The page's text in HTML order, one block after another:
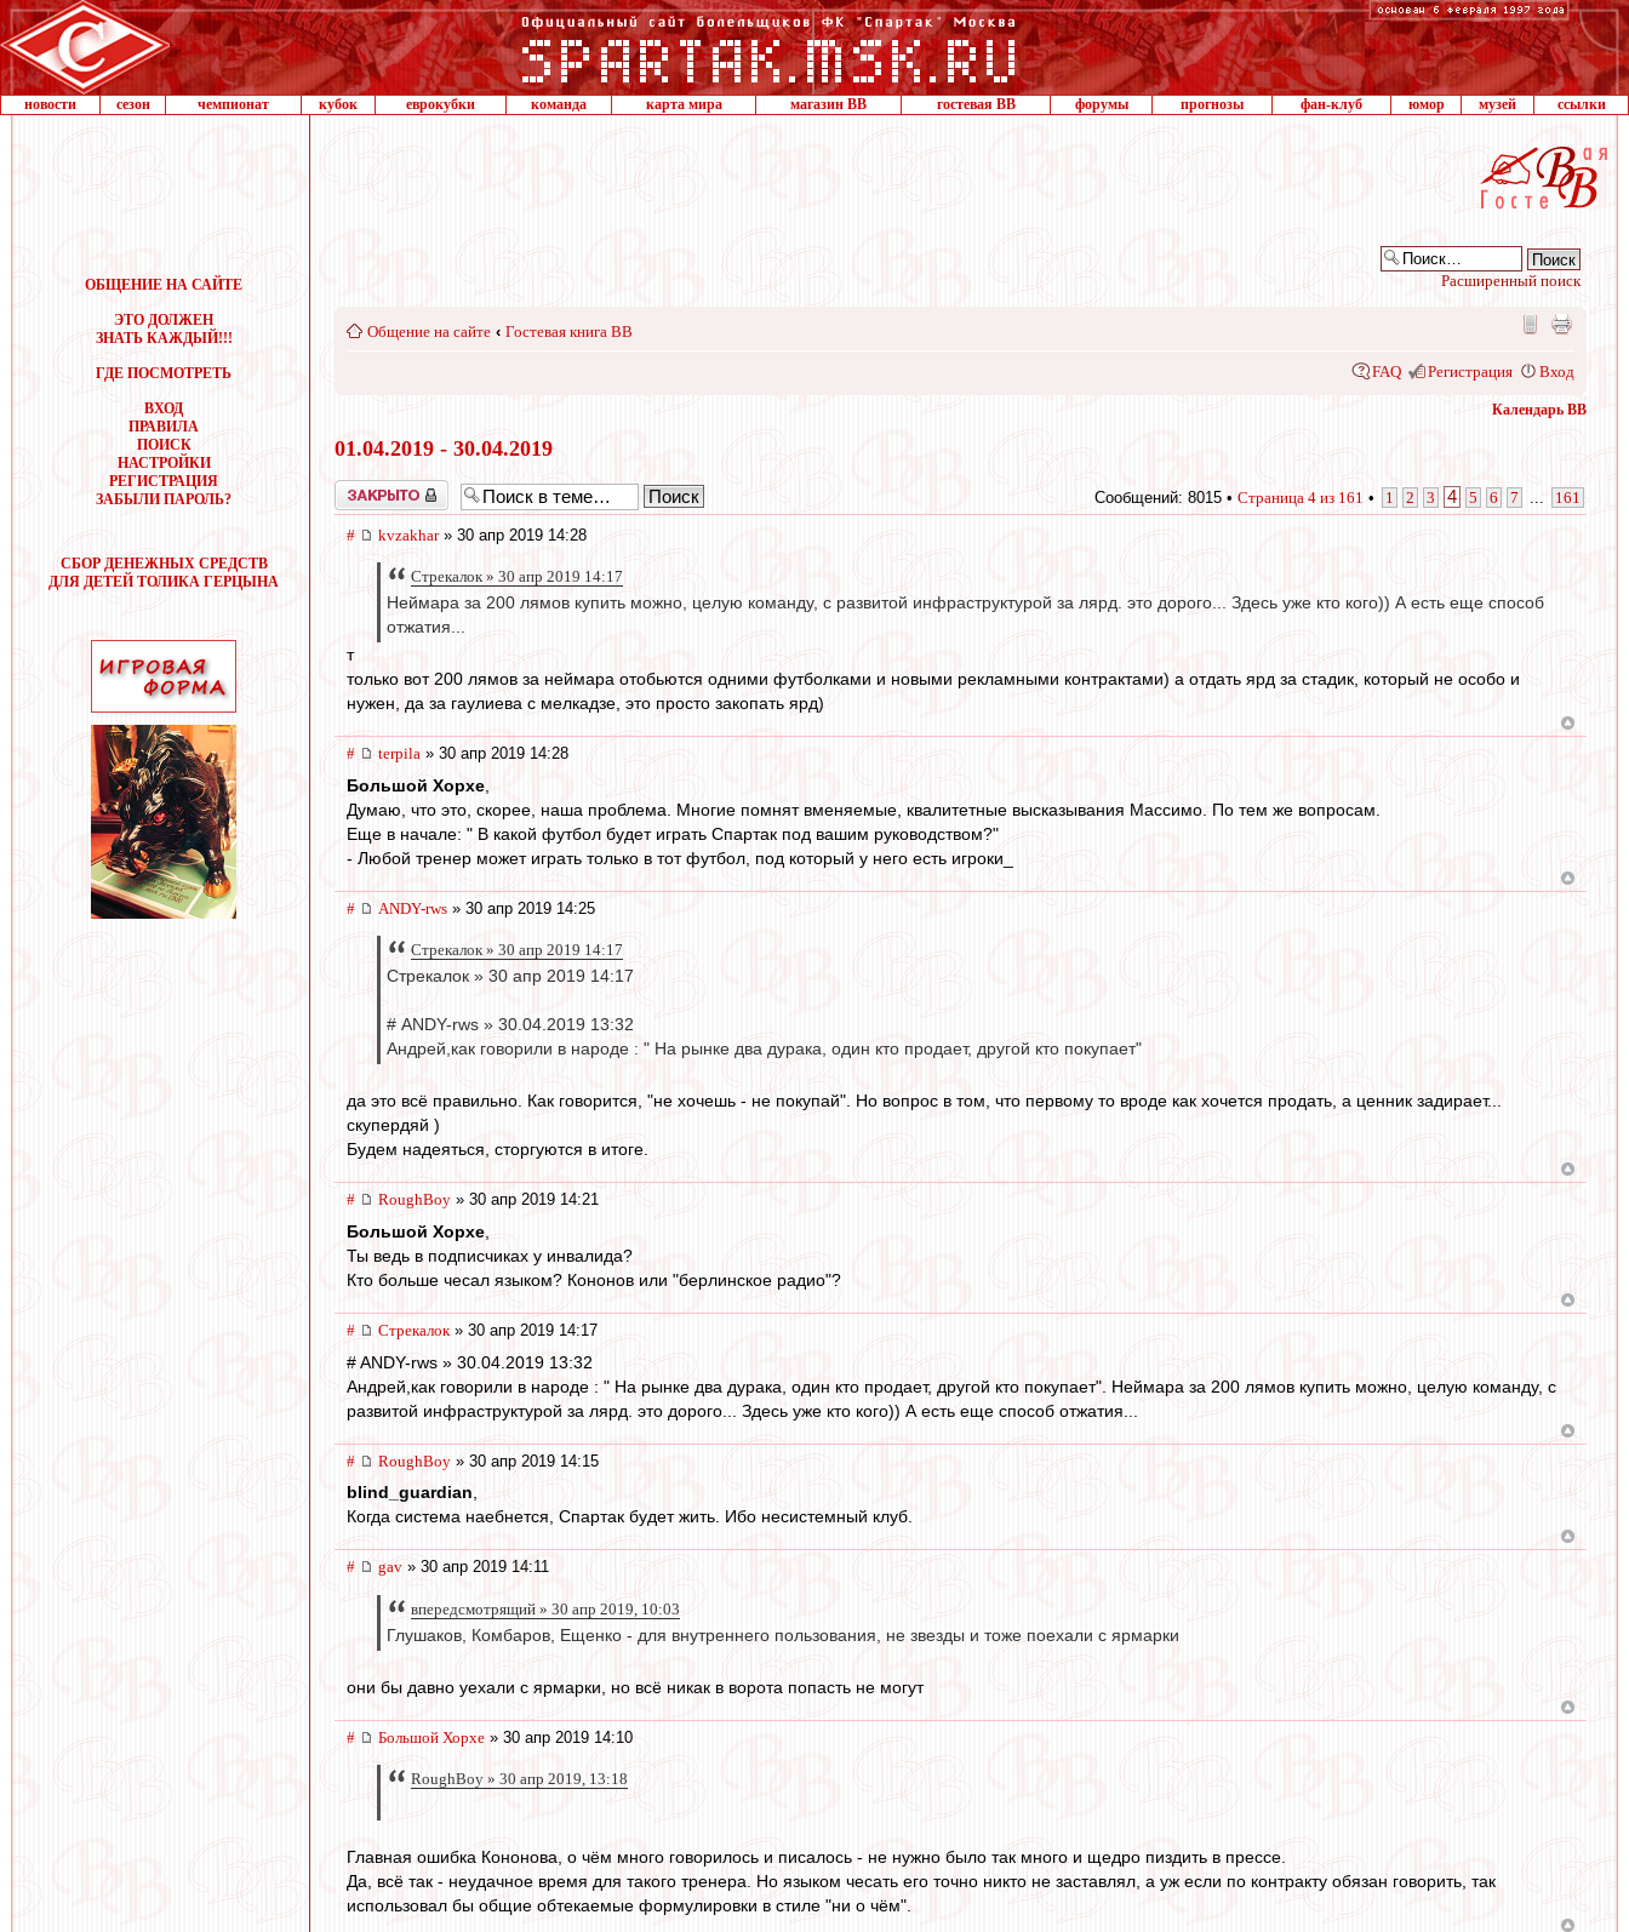
новости сезон чемпионат кубок еврокубки команда карта мира магазин ВВ гостевая ВВ форумы прогнозы фан-клуб юмор музей ссылки
ОБЩЕНИЕ НА САЙТЕ
ЭТО ДОЛЖЕН
ЗНАТЬ КАЖДЫЙ!!!
ГДЕ ПОСМОТРЕТЬ
ВХОД
ПРАВИЛА
ПОИСК
НАСТРОЙКИ
РЕГИСТРАЦИЯ
ЗАБЫЛИ ПАРОЛЬ?
СБОР ДЕНЕЖНЫХ СРЕДСТВ
ДЛЯ ДЕТЕЙ ТОЛИКА ГЕРЦЫНА
Расширенный поиск
Общение на сайте ‹ Гостевая книга ВВ
FAQ Регистрация Вход
Календарь ВВ
01.04.2019 - 30.04.2019
Закрыто Сообщений: 8015 • Страница 4 из 161 • 1 2 3 4 5 6 7 161
# kvzakhar» 30 апр 2019 14:28
Стрекалок » 30 апр 2019 14:17
Неймара за 200 лямов купить можно, целую команду, с развитой инфраструктурой за лярд. это дорого... Здесь уже кто кого)) А есть еще способ
отжатия...
т
только вот 200 лямов за неймара отобьются одними футболками и новыми рекламными контрактами) а отдать ярд за стадик, который не особо и
нужен, да за гаулиева с мелкадзе, это просто закопать ярд)
# terpila » 30 апр 2019 14:28
Большой Хорхе
Думаю, что это, скорее, наша проблема. Многие помнят вменяемые, квалитетные высказывания Массимо. По тем же вопросам.
Еще в начале: " В какой футбол будет играть Спартак под вашим руководством?"
- Любой тренер может играть только в тот футбол, под который у него есть игроки_
# ANDY-rws » 30 апр 2019 14:25
Стрекалок » 30 апр 2019 14:17
Стрекалок » 30 апр 2019 14:17
# ANDY-rws » 30.04.2019 13:32
Андрей,как говорили в народе : " На рынке два дурака, один кто продает, другой кто покупает"
да это всё правильно. Как говорится, "не хочешь - не покупай". Но вопрос в том, что первому то вроде как хочется продать, а ценник задирает...
скупердяй )
Будем надеяться, сторгуются в итоге.
# RoughBoy » 30 апр 2019 14:21
Большой Хорхе
Ты ведь в подписчиках у инвалида?
Кто больше чесал языком? Кононов или "берлинское радио"?
# Стрекалок » 30 апр 2019 14:17
# ANDY-rws » 30.04.2019 13:32
Андрей,как говорили в народе : " На рынке два дурака, один кто продает, другой кто покупает". Неймара за 200 лямов купить можно, целую команду, с
развитой инфраструктурой за лярд. это дорого... Здесь уже кто кого)) А есть еще способ отжатия...
# RoughBoy » 30 апр 2019 14:15
blind_guardian
Когда система наебнется, Спартак будет жить. Ибо несистемный клуб.
# gav » 30 апр 2019 14:11
впередсмотрящий » 30 апр 2019, 10:03
Глушаков, Комбаров, Ещенко - для внутреннего пользования, не звезды и тоже поехали с ярмарки
они бы давно уехали с ярмарки, но всё никак в ворота попасть не могут
# Большой Хорхе » 30 апр 2019 14:10
RoughBoy » 30 апр 2019, 13:18
Главная ошибка Кононова, о чём много говорилось и писалось - не нужно было так много и щедро пиздить в прессе.
Да, всё так - неудачное время для такого тренера. Но языком чесать его точно никто не заставлял, а уж если по контракту обязан говорить, так
использовал бы общие обтекаемые формулировки в стиле "ни о чём".